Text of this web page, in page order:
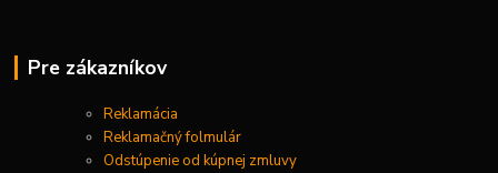
Pre zákazníkov
Reklamácia
Reklamačný folmulár
Odstúpenie od kúpnej zmluvy